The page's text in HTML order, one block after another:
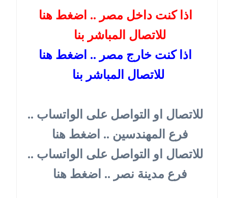
اذا كنت داخل مصر .. اضغط هنا
للاتصال المباشر بنا
اذا كنت خارج مصر .. اضغط هنا
للاتصال المباشر بنا
للاتصال او التواصل على الواتساب ..
فرع المهندسين .. اضغط هنا
للاتصال او التواصل على الواتساب ..
فرع مدينة نصر .. اضغط هنا